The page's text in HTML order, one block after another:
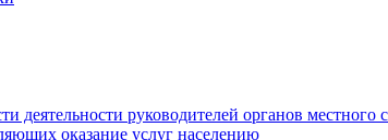
деятельности руководителей органов
оказание услуг населению